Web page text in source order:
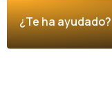
¿Te ha ayudado?